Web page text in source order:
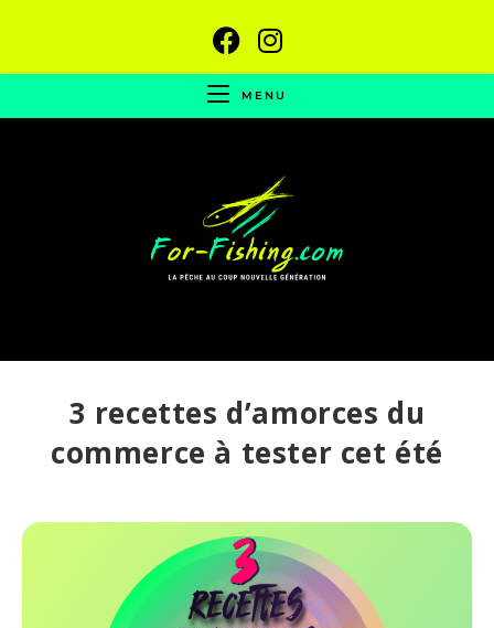
MENU
3 recettes d’amorces du
commerce à tester cet été